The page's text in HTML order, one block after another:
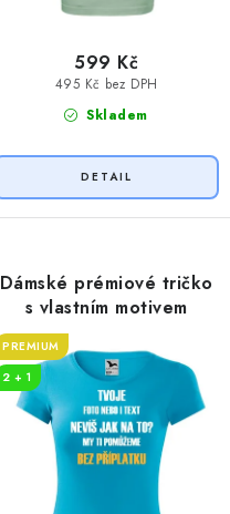
Skladem
495 Kč bez DPH
599 Kč
Dámské prémiové tričko
s vlastním motivem
PREMIUM
2 + 1